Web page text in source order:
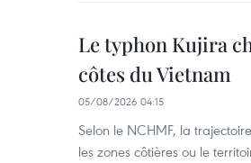
Le typhon Kujira
côtes du Vietnam
05/08/2026 04:15
Selon le NCHMF, la
les zones côtières ou le